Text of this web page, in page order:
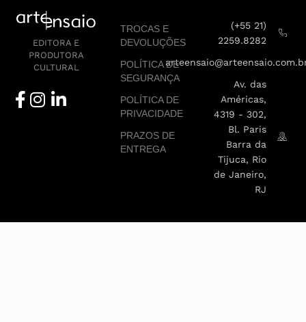
EDITORA E
PRODUTORA
CULTURAL
TROCAS E
DEVOLUÇÕES
POLÍTICA DE
SEGURANÇA
POLÍTICA DE
PRIVACIDADE
PRAZOS DE
ENTREGA
(+55 21)
2259.8282
Av. das
Américas,
4319 - 302,
Bl. Paris
Barra da
Tijuca, Rio
de Janeiro,
RJ